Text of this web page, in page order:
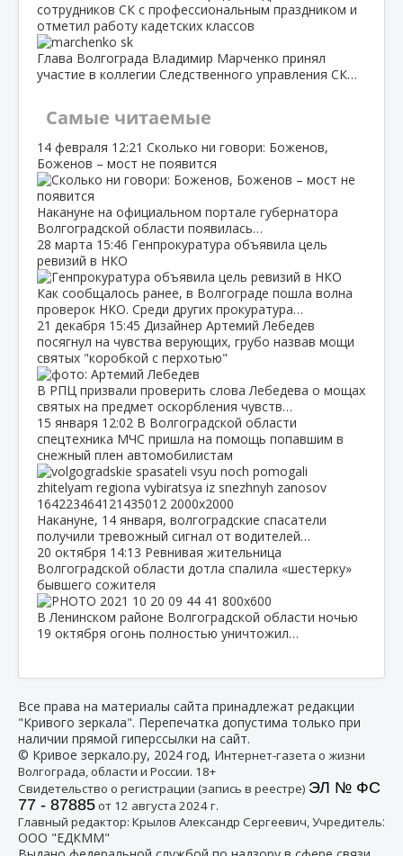
сотрудников СК с профессиональным праздником и
отметил работу кадетских классов
Глава Волгограда Владимир Марченко принял
участие в коллегии Следственного управления СК…
Самые читаемые
14 февраля 12:21 Сколько ни говори: Боженов,
Боженов – мост не появится
Накануне на официальном портале губернатора
Волгоградской области появилась…
28 марта 15:46 Генпрокуратура объявила цель
ревизий в НКО
Как сообщалось ранее, в Волгограде пошла волна
проверок НКО. Среди других прокуратура…
21 декабря 15:45 Дизайнер Артемий Лебедев
посягнул на чувства верующих, грубо назвав мощи
святых "коробкой с перхотью"
В РПЦ призвали проверить слова Лебедева о мощах
святых на предмет оскорбления чувств…
15 января 12:02 В Волгоградской области
спецтехника МЧС пришла на помощь попавшим в
снежный плен автомобилистам
Накануне, 14 января, волгоградские спасатели
получили тревожный сигнал от водителей…
20 октября 14:13 Ревнивая жительница
Волгоградской области дотла спалила «шестерку»
бывшего сожителя
В Ленинском районе Волгоградской области ночью
19 октября огонь полностью уничтожил…
Все права на материалы сайта принадлежат редакции
"Кривого зеркала". Перепечатка допустима только при
наличии прямой гиперссылки на сайт.
© Кривое зеркало.ру, 2024 год, Интернет-газета о жизни
Волгограда, области и России. 18+
Свидетельство о регистрации (запись в реестре) ЭЛ № ФС
77 - 87885от 12 августа 2024 г.
Главный редактор: Крылов Александр Сергеевич, Учредитель:
ООО "ЕДКММ"